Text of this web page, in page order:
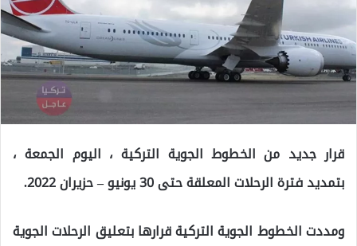
قرار جديد من الخطوط الجوية التركية ، اليوم الجمعة ،
بتمديد فترة الرحلات المعلقة حتى 30 يونيو – حزيران 2022.
ومددت الخطوط الجوية التركية قرارها بتعليق الرحلات الجوية